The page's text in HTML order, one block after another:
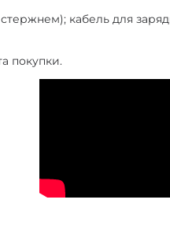
стержнем); кабель для
покупки.